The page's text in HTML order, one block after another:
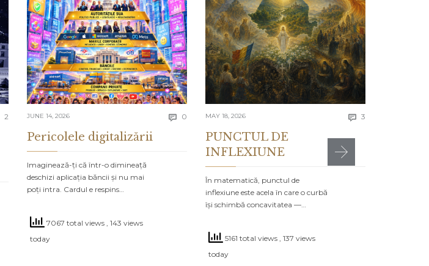
2 Comments
JUNE 14, 2026  0 Comments
Pericolele digitalizării
Imaginează-ți că într-o dimineață
deschizi aplicația băncii și nu mai
poți intra. Cardul e respins…
7067 total views , 143 views
today
MAY 18, 2026  3
PUNCTUL DE
INFLEXIUNE
În matematică, punctul de
inflexiune este acela în care o curbă
își schimbă concavitatea —…
5161 total views , 137 views
today